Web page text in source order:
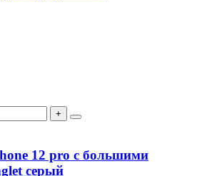
+
12 pro с большими
серый